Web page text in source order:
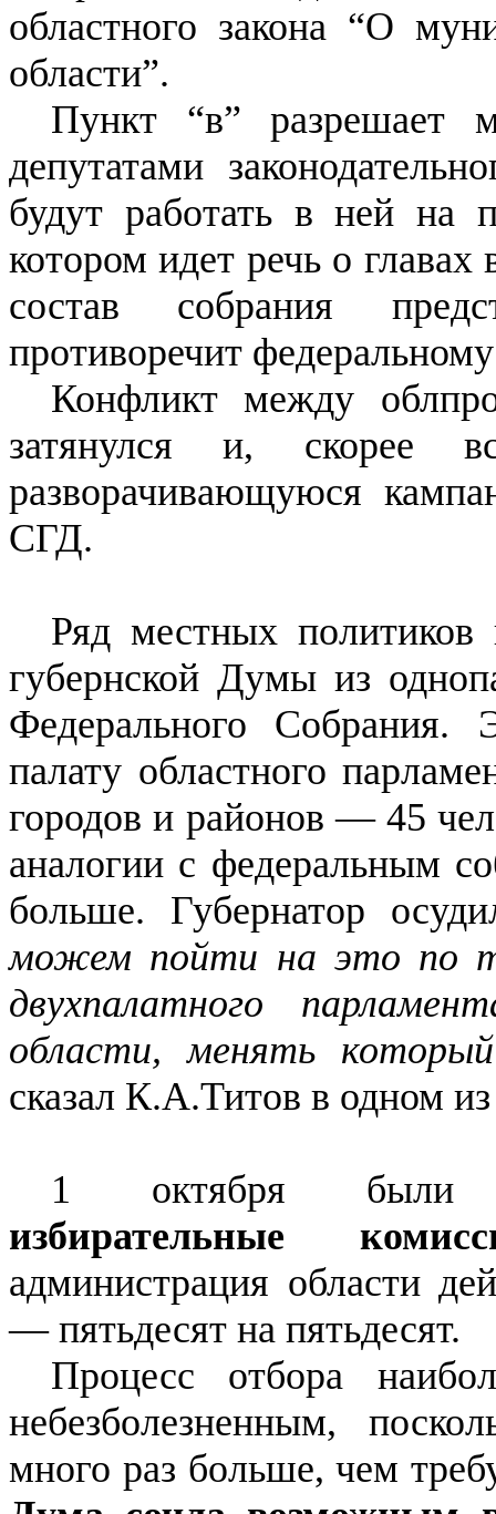
областного закона “О
области”.
Пункт “в” разрешает
депутатами
будут работать в ней на
котором идет речь о
состав собрания
противоречит
Конфликт между
затянулся и, скорее
разворачивающуюся
СГД.
Ряд местных политиков
губернской Думы из
Федерального
палату областного
городов и районов — 45
аналогии с федеральным
больше. Губернатор
можем пойти на это по
двухпалатного
области, менять
сказал К.А.Титов в одном
1 октября
избирательные
администрация области
— пятьдесят на пятьдесят.
Процесс отбора
небезболезненным,
много раз больше, чем